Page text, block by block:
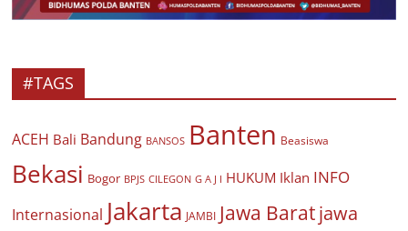
#TAGS
ACEH Bali Bandung BANSOS Banten Beasiswa
Bekasi Bogor BPJS CILEGON G A J I HUKUM Iklan INFO
Internasional Jakarta JAMBI Jawa Baratjawa